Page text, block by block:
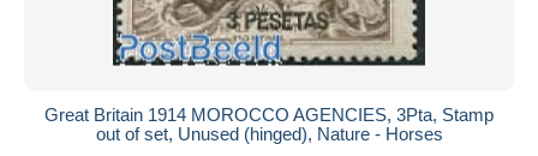
Great Britain 1914 MOROCCO AGENCIES, 3Pta, Stamp
out of set, Unused (hinged), Nature - Horses